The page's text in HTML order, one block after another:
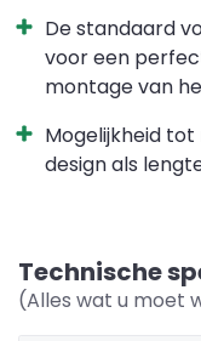
De standaard
voor een
montage van
Mogelijkheid
design als
Technische
(Alles wat u moet